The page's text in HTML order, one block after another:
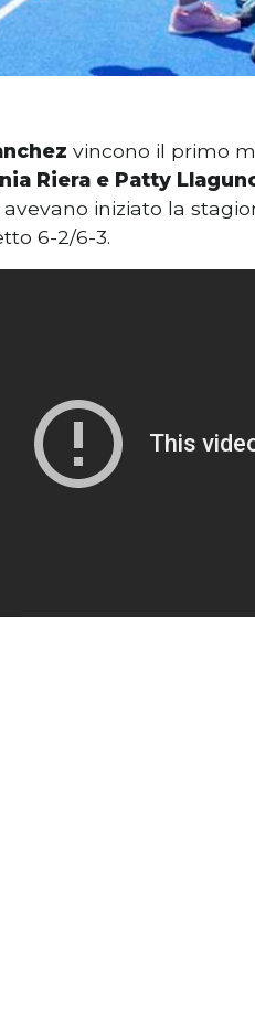
vincono il primo
Riera e Patty
iniziato la
6-2/6-3.